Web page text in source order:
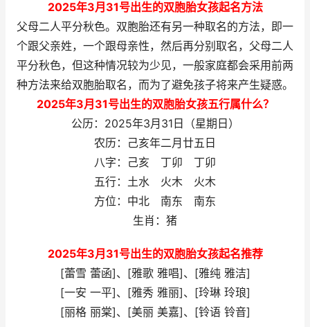
2025年3月31号出生的双胞胎女孩起名方法
父母二人平分秋色。双胞胎还有另一种取名的方法，即一
个跟父亲姓，一个跟母亲性，然后再分别取名，父母二人
平分秋色，但这种情况较为少见，一般家庭都会采用前两
种方法来给双胞胎取名，而为了避免孩子将来产生疑惑。
2025年3月31号出生的双胞胎女孩五行属什么？
公历：2025年3月31日（星期日）
农历：己亥年二月廿五日
八字：己亥 丁卯 丁卯
五行：土水 火木 火木
方位：中北 南东 南东
生肖：猪
2025年3月31号出生的双胞胎女孩起名推荐
[蕾雪 蕾函]、[雅歌 雅唱]、[雅纯 雅洁]
[一安 一平]、[雅秀 雅丽]、[玲琳 玲琅]
[丽格 丽棠]、[美丽 美嘉]、[铃语 铃音]